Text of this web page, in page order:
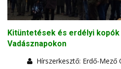
Kitüntetések és erdélyi kopók
Vadásznapokon
Hírszerkesztő: Erdő-Mező